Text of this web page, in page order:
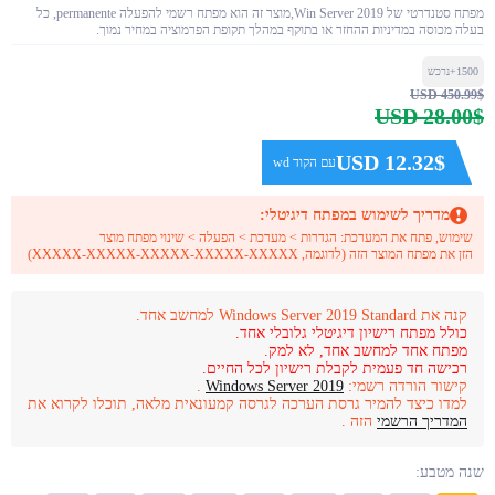
מפתח סטנדרטי של Win Server 2019,מוצר זה הוא מפתח רשמי להפעלה permanente, כל
בעלה מכוסה במדיניות ההחזר או בתוקף במהלך תקופת הפרמוציה במחיר נמוך.
USD 450.99$
USD 28.00$
USD 12.32$עם הקוד wd
1500+נרכש
מדריך לשימוש במפתח דיגיטלי:
שימוש, פתח את המערכת: הגדרות > מערכת > הפעלה > שינוי מפתח מוצר
הזן את מפתח המוצר הזה (לדוגמה, XXXXX-XXXXX-XXXXX-XXXXX-XXXXX)
קנה את Windows Server 2019 Standard למחשב אחד.
כולל מפתח רישיון דיגיטלי גלובלי אחד.
מפתח אחד למחשב אחד, לא למק.
רכישה חד פעמית לקבלת רישיון לכל החיים.
קישור הורדה רשמי: Windows Server 2019
.
למדו כיצד להמיר גרסת הערכה לגרסה קמעונאית מלאה, תוכלו לקרוא את
המדריך הרשמי הזה .
שנה מטבע: